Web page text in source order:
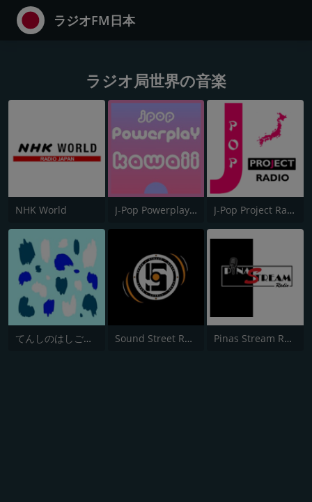
ラジオFM日本
ラジオ局世界の音楽
NHK World J-Pop Powerplay Kawaii J-Pop Project Radio
てんしのはしご発信局 Sound Street Radio Pinas Stream Radio